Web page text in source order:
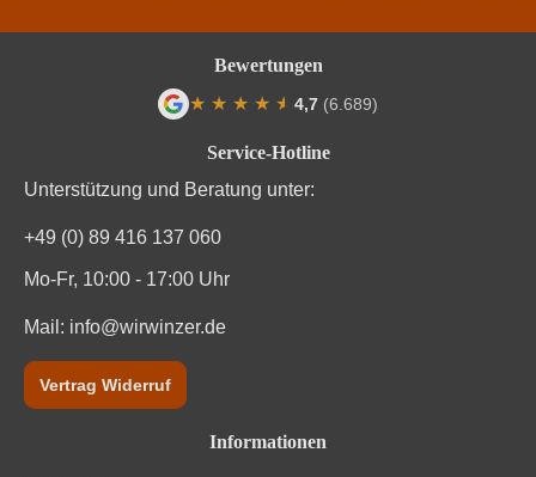
Service-Hotline
Unterstützung und Beratung unter:
+49 (0) 89 416 137 060
Mo-Fr, 10:00 - 17:00 Uhr
Mail: info@wirwinzer.de
Vertrag Widerruf
Informationen
Bewertungen
★ ★ ★ ★ ★
★ 4,7 (6.689)